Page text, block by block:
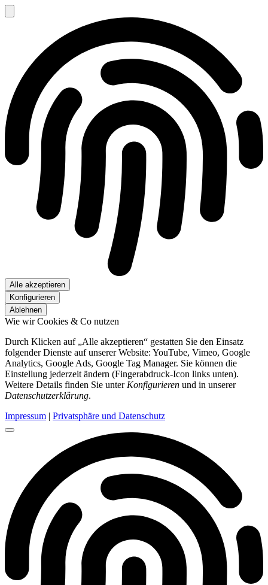
Alle akzeptieren
Konfigurieren
Ablehnen
Wie wir Cookies & Co nutzen
Durch Klicken auf „Alle akzeptieren“ gestatten Sie den Einsatz
folgender Dienste auf unserer Website: YouTube, Vimeo, Google
Analytics, Google Ads, Google Tag Manager. Sie können die
Einstellung jederzeit ändern (Fingerabdruck-Icon links unten).
Weitere Details finden Sie unter Konfigurieren und in unserer
Datenschutzerklärung.
Impressum | Privatsphäre und Datenschutz